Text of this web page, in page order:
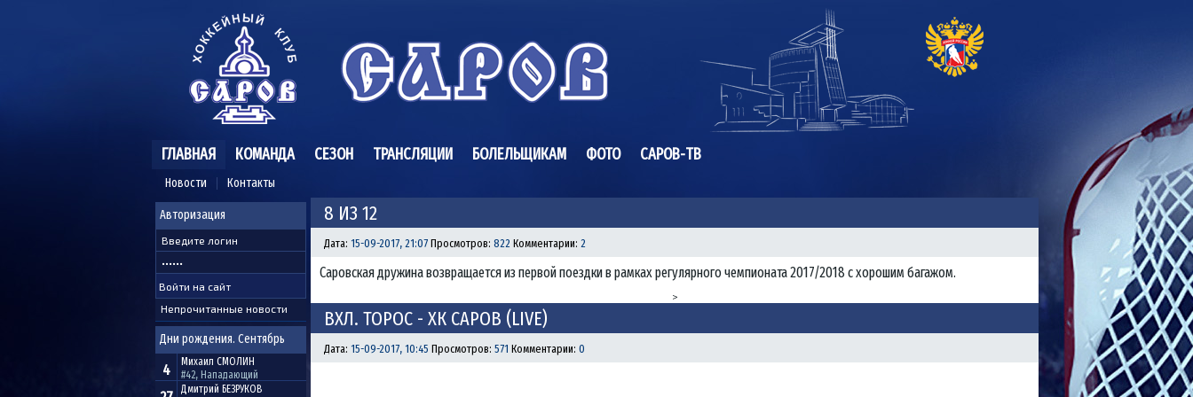
ГЛАВНАЯ
Новости Контакты
КОМАНДА СЕЗОН ТРАНСЛЯЦИИ БОЛЕЛЬЩИКАМ ФОТО САРОВ-ТВ
Авторизация
Непрочитанные новости
Дни рождения. Сентябрь
4 Михаил СМОЛИН
#42, Нападающий
Дмитрий БЕЗРУКОВ
8 ИЗ 12
Дата: 15-09-2017, 21:07 Просмотров: 822 Комментарии: 2
Саровская дружина возвращается из первой поездки в рамках регулярного чемпионата 2017/2018 с хорошим багажом.
>
ВХЛ. ТОРОС - ХК САРОВ (LIVE)
Дата: 15-09-2017, 10:45 Просмотров: 571 Комментарии: 0